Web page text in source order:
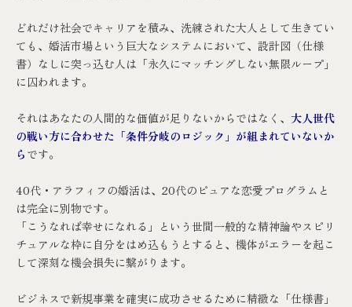
どれだけ社会でキャリアを積み、洗練された大人として生きてい
ても、婚活市場という巨大なシステムにおいて、設計図（仕様
書）なしに突っ込む人は「永久にマッチングしない無限ループ」
に囚われます。
それはあなたの人間的な価値が足りないからではなく、 大人世代
の戦い方に合わせた「条件分岐のロジック」が組まれていないか
ら です。
40代・アラフィフの婚活は、20代のピュアな恋愛プログラムと
は完全に別物です。
「こうなれば幸せになれる」という世間一般的な精神論やスピリ
チュアルな枠に自分をはめ込もうとすると、機体がエラーを起こ
して深刻な機会損失に繋がります。
ビジネスで新規事業を確実に成功させるために精緻な「仕様書」